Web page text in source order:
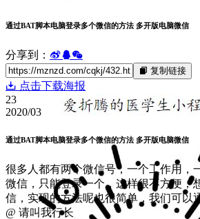
通过BAT脚本电脑登录多个微信的方法 多开版电脑微信
分享到：
复制链接
点击下载海报
23
2020/03
通过BAT脚本电脑登录多个微信的方法 多开版电脑微信
很多人都有两个微信号，一个工作用，
微信，只能登录一个，这样很不方便，
信，实现的方法呢也很简单，我们可以
@ 请叫我行长